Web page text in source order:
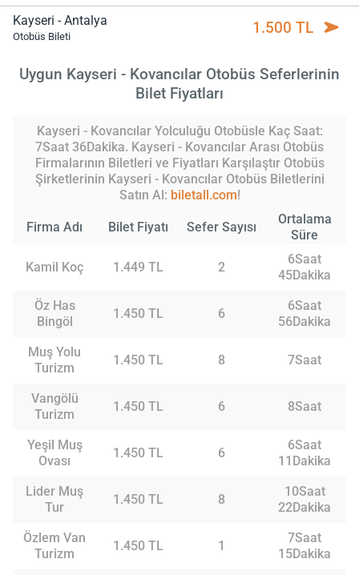
Kayseri - Antalya
Otobüs Bileti 1.500 TL
Uygun Kayseri - Kovancılar Otobüs Seferlerinin
Bilet Fiyatları
Kayseri - Kovancılar Yolculuğu Otobüsle Kaç Saat:
7Saat 36Dakika. Kayseri - Kovancılar Arası Otobüs
Firmalarının Biletleri ve Fiyatları Karşılaştır Otobüs
Şirketlerinin Kayseri - Kovancılar Otobüs Biletlerini
Satın Al: biletall.com!
Firma Adı Bilet Fiyatı Sefer Sayısı
Ortalama
Süre
Kamil Koç 1.449 TL 2
6Saat
45Dakika
Öz Has
Bingöl
1.450 TL 6
6Saat
56Dakika
Muş Yolu
Turizm
1.450 TL 8 7Saat
Vangölü
Turizm
1.450 TL 6 8Saat
Yeşil Muş
Ovası
1.450 TL 6
6Saat
11Dakika
Lider Muş
Tur
1.450 TL 8
10Saat
22Dakika
Özlem Van
Turizm
1.450 TL 1
7Saat
15Dakika